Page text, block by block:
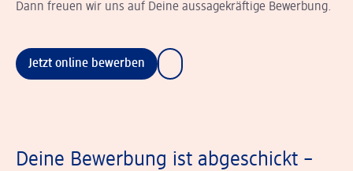
Dann freuen wir uns auf Deine aussagekräftige Bewerbung.
Jetzt online bewerben
Deine Bewerbung ist abgeschickt –